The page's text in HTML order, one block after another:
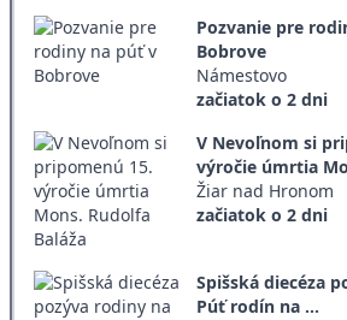
Pozvanie pre
Bobrove
Námestovo
začiatok o 2 dni
V Nevoľnom si
výročie úmrtia
Žiar nad Hronom
začiatok o 2 dni
Spišská diecéza
Púť rodín na ...